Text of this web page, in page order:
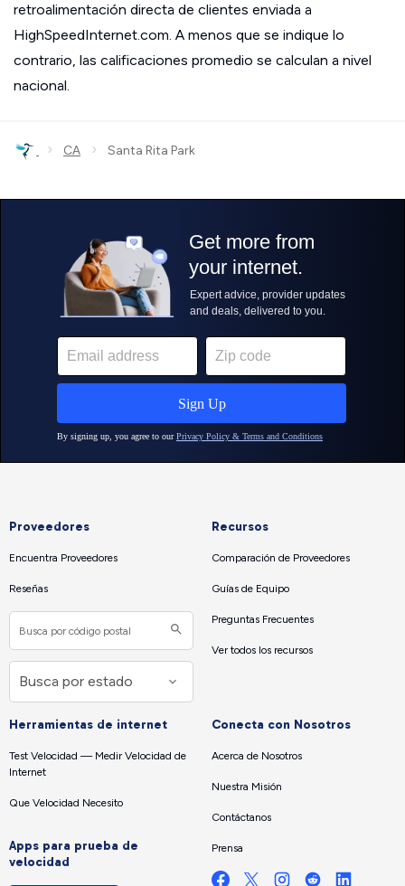
retroalimentación directa de clientes enviada a
HighSpeedInternet.com. A menos que se indique lo
contrario, las calificaciones promedio se calculan a nivel
nacional.
› CA › Santa Rita Park
Proveedores
Encuentra Proveedores
Reseñas
Recursos
Comparación de Proveedores
Guías de Equipo
Preguntas Frecuentes
Ver todos los recursos
Herramientas de internet
Test Velocidad — Medir Velocidad de
Internet
Que Velocidad Necesito
Apps para prueba de
velocidad
Conecta con Nosotros
Acerca de Nosotros
Nuestra Misión
Contáctanos
Prensa